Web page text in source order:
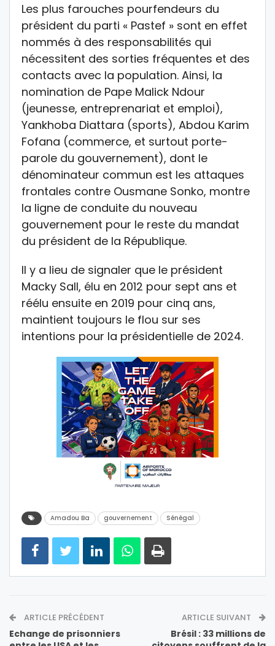
Les plus farouches pourfendeurs du
président du parti « Pastef » sont en effet
nommés à des responsabilités qui
nécessitent des sorties fréquentes et des
contacts avec la population. Ainsi, la
nomination de Pape Malick Ndour
(jeunesse, entreprenariat et emploi),
Yankhoba Diattara (sports), Abdou Karim
Fofana (commerce, et surtout porte-
parole du gouvernement), dont le
dénominateur commun est les attaques
frontales contre Ousmane Sonko, montre
la ligne de conduite du nouveau
gouvernement pour le reste du mandat
du président de la République.
Il y a lieu de signaler que le président
Macky Sall, élu en 2012 pour sept ans et
réélu ensuite en 2019 pour cinq ans,
maintient toujours le flou sur ses
intentions pour la présidentielle de 2024.
Amadou Ba gouvernement Sénégal
ARTICLE PRÉCÉDENT
Echange de prisonniers
ARTICLE SUIVANT
Brésil : 33 millions de